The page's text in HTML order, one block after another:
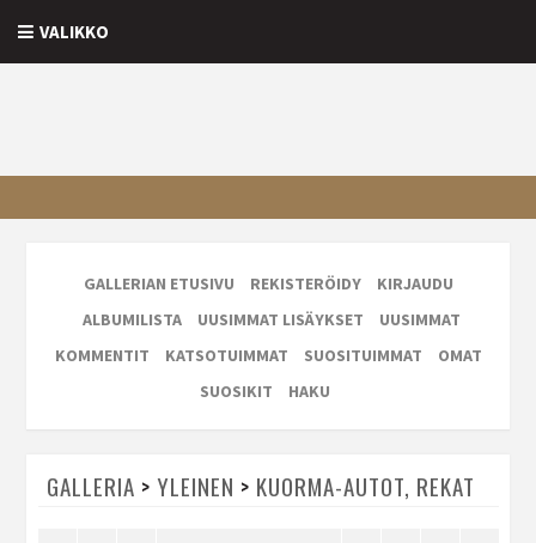
VALIKKO
GALLERIAN ETUSIVU REKISTERÖIDY
KIRJAUDU
ALBUMILISTA
UUSIMMAT LISÄYKSET
UUSIMMAT
KOMMENTIT
KATSOTUIMMAT SUOSITUIMMAT
OMAT
SUOSIKIT
HAKU
GALLERIA > YLEINEN > KUORMA-AUTOT, REKAT